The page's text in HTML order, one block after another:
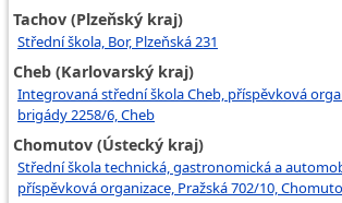
Tachov (Plzeňský kraj)
Střední škola, Bor, Plzeňská 231
Cheb (Karlovarský kraj)
Integrovaná střední škola Cheb, příspěvková
brigády 2258/6, Cheb
Chomutov (Ústecký kraj)
Střední škola technická, gastronomická a
příspěvková organizace, Pražská 702/10,